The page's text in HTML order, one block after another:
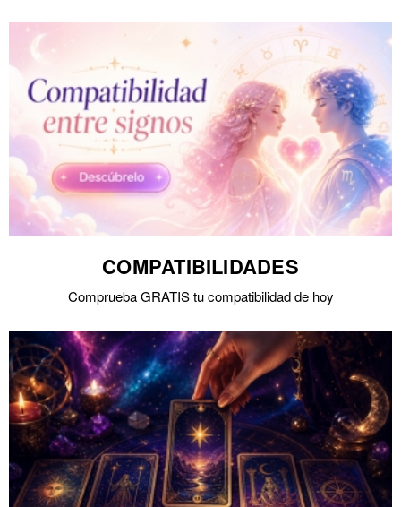
COMPATIBILIDADES
Comprueba GRATIS tu compatibilidad de hoy